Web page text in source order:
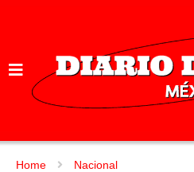
Home Nacional